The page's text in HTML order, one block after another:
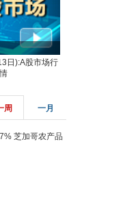
日):A股市场行
情
周 一月
芝加哥农产品